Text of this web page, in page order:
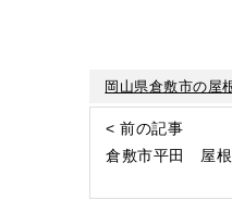
岡山県倉敷市の屋
< 前の記事
倉敷市平田 屋